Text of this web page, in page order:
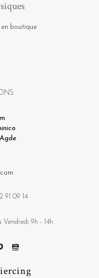
en boutique
91 09 14
Vendredi 9h - 14h